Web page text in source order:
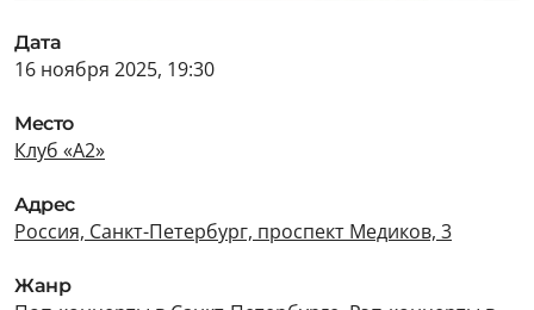
Дата
16 ноября 2025, 19:30
Место
Клуб «А2»
Адрес
Россия, Санкт-Петербург, проспект Медиков, 3
Жанр